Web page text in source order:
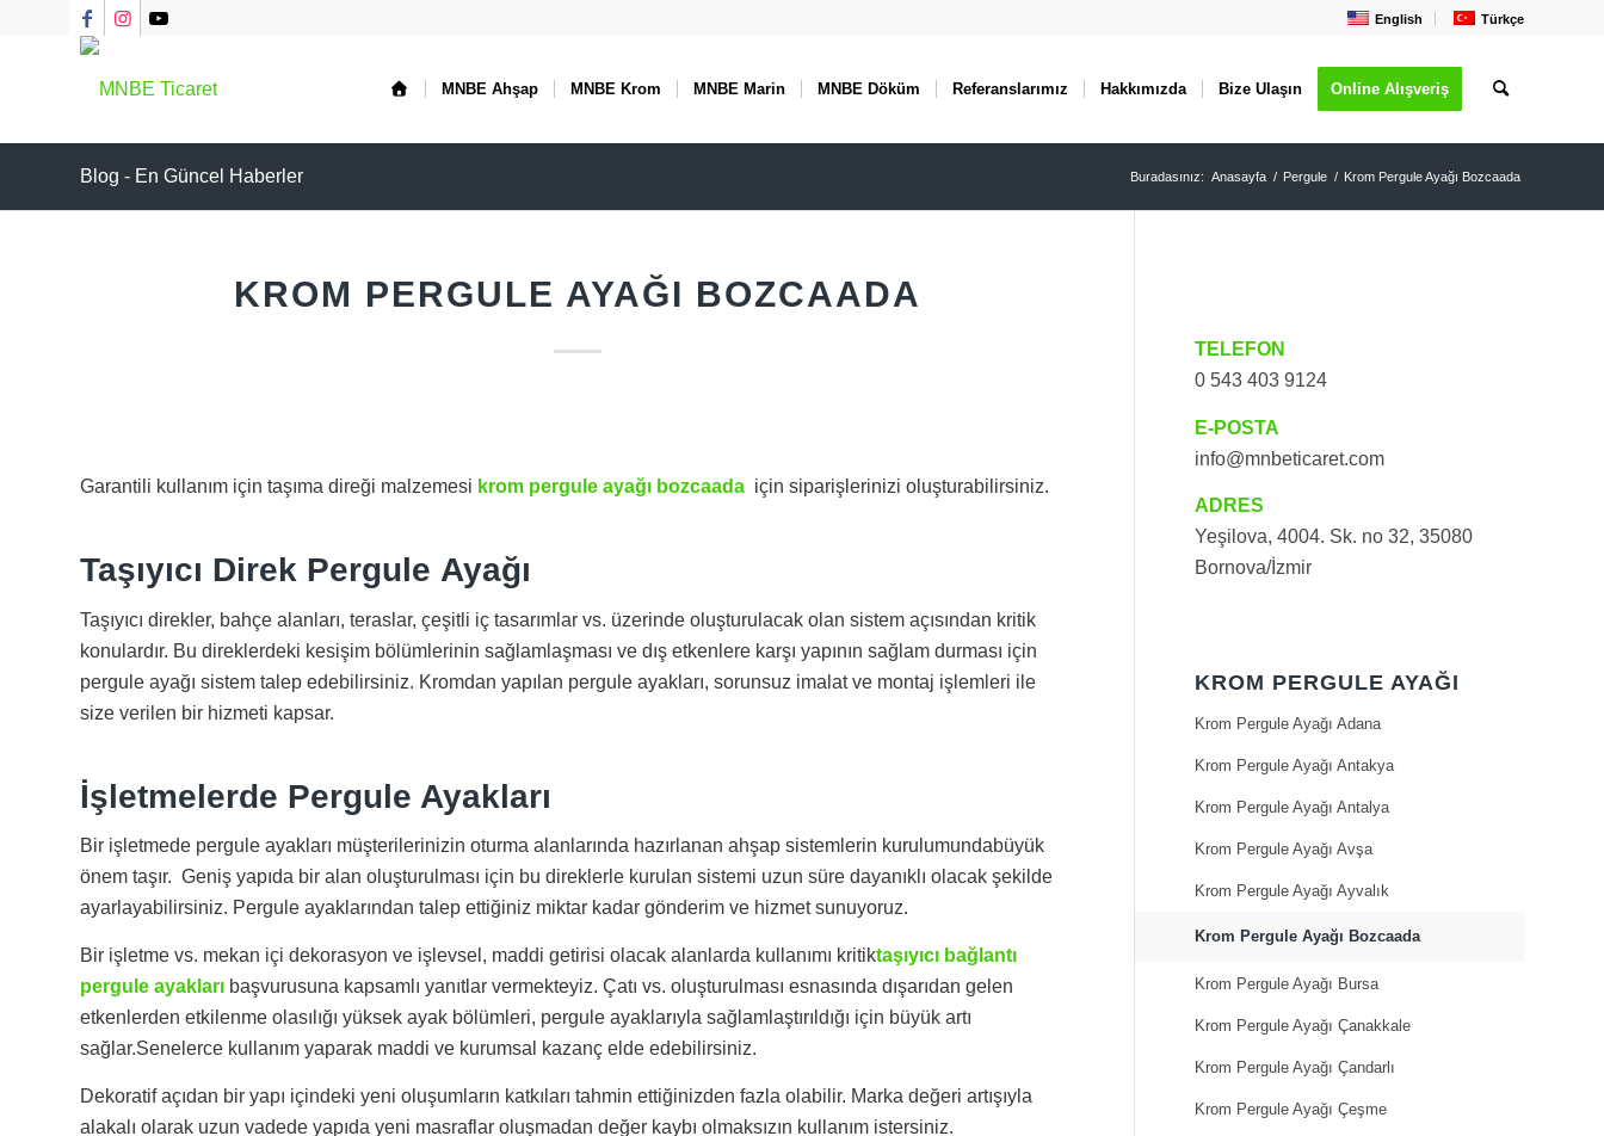
English Türkçe
MNBE Ahşap MNBE Krom MNBE Marin MNBE Döküm Referanslarımız Hakkımızda Bize Ulaşın Online Alışveriş
Blog - En Güncel Haberler Buradasınız: Anasayfa / Pergule / Krom Pergule Ayağı Bozcaada
KROM PERGULE AYAĞI BOZCAADA
Garantili kullanım için taşıma direği malzemesi krom pergule ayağı bozcaada için siparişlerinizi oluşturabilirsiniz.
Taşıyıcı Direk Pergule Ayağı
Taşıyıcı direkler, bahçe alanları, teraslar, çeşitli iç tasarımlar vs. üzerinde oluşturulacak olan sistem açısından kritik
konulardır. Bu direklerdeki kesişim bölümlerinin sağlamlaşması ve dış etkenlere karşı yapının sağlam durması için
pergule ayağı sistem talep edebilirsiniz. Kromdan yapılan pergule ayakları, sorunsuz imalat ve montaj işlemleri ile
size verilen bir hizmeti kapsar.
İşletmelerde Pergule Ayakları
Bir işletmede pergule ayakları müşterilerinizin oturma alanlarında hazırlanan ahşap sistemlerin kurulumundabüyük
önem taşır. Geniş yapıda bir alan oluşturulması için bu direklerle kurulan sistemi uzun süre dayanıklı olacak şekilde
ayarlayabilirsiniz. Pergule ayaklarından talep ettiğiniz miktar kadar gönderim ve hizmet sunuyoruz.
Bir işletme vs. mekan içi dekorasyon ve işlevsel, maddi getirisi olacak alanlarda kullanımı kritiktaşıyıcı bağlantı
pergule ayakları başvurusuna kapsamlı yanıtlar vermekteyiz. Çatı vs. oluşturulması esnasında dışarıdan gelen
etkenlerden etkilenme olasılığı yüksek ayak bölümleri, pergule ayaklarıyla sağlamlaştırıldığı için büyük artı
sağlar.Senelerce kullanım yaparak maddi ve kurumsal kazanç elde edebilirsiniz.
Dekoratif açıdan bir yapı içindeki yeni oluşumların katkıları tahmin ettiğinizden fazla olabilir. Marka değeri artışıyla
alakalı olarak uzun vadede yapıda yeni masraflar oluşmadan değer kaybı olmaksızın kullanım istersiniz.
TELEFON
0 543 403 9124
E-POSTA
info@mnbeticaret.com
ADRES
Yeşilova, 4004. Sk. no 32, 35080
Bornova/İzmir
KROM PERGULE AYAĞI
Krom Pergule Ayağı Adana
Krom Pergule Ayağı Antakya
Krom Pergule Ayağı Antalya
Krom Pergule Ayağı Avşa
Krom Pergule Ayağı Ayvalık
Krom Pergule Ayağı Bozcaada
Krom Pergule Ayağı Bursa
Krom Pergule Ayağı Çanakkale
Krom Pergule Ayağı Çandarlı
Krom Pergule Ayağı Çeşme